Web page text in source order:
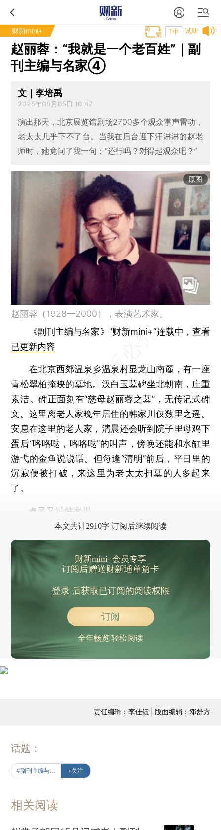
财新mini+ 试听
T中
赵丽蓉：“我就是一个老百姓”｜副
刊主编与名家④
文｜李培禹
2025年08月05日 10:47
演出那天，北京展览馆剧场2700多个观众掌声雷动，
老太太几乎下不了台。当我在后台迎下汗淋淋的赵老
师时，她竟问了我一句：“还行吗？对得起观众吧？”
原图
赵丽蓉（1928—2000），表演艺术家。
《副刊主编与名家》“财新mini+”连载中，查看
已更新内容
在北京西郊温泉乡温泉村显龙山南麓，有一座
青松翠柏掩映的墓地。汉白玉墓碑坐北朝南，庄重
素洁。碑正面刻有“慈母赵丽蓉之墓”，无传记式碑
文。这里离老人家晚年居住的韩家川仅数里之遥。
安息在这里的老人家，清晨还会听到院子里母鸡下
蛋后“咯咯哒，咯咯哒”的叫声，傍晚还能和水缸里
游弋的金鱼说说话。但每逢“清明”前后，平日里的
沉寂便被打破，来这里为老太太扫墓的人多起来
了。
春风又过韩家川。
本文共计2910字 订阅后继续阅读
财新mini+会员专享
订阅后赠送财新通单篇卡
登录后获取已订阅的阅读权限
订阅
全年畅览 轻松阅读
责任编辑：李佳钰 | 版面编辑：邓舒方
话题：
+关注
相关阅读